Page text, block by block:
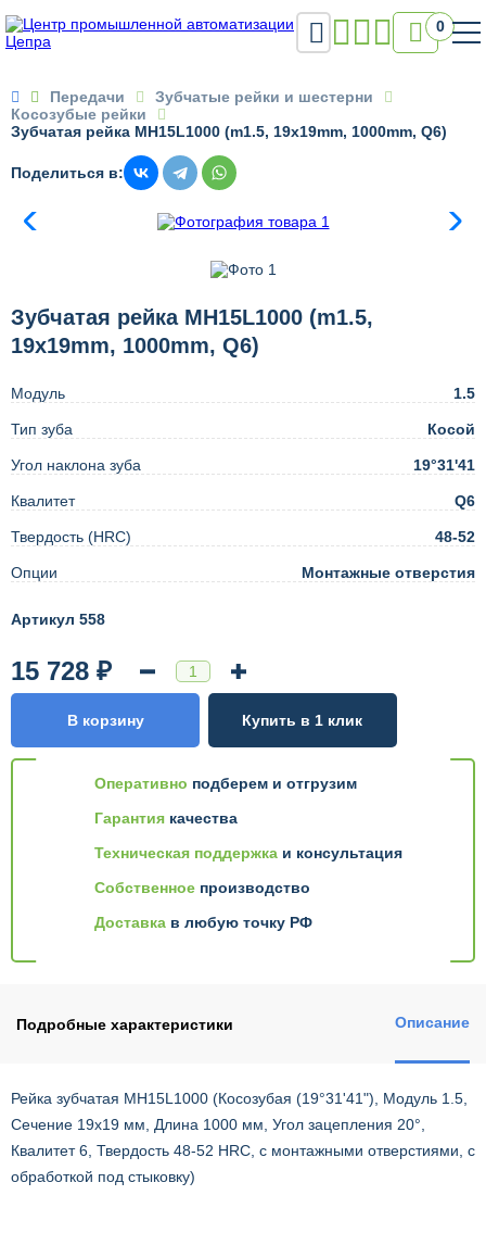
 0
 Передачи
Зубчатые рейки и шестерни
Косозубые рейки
Зубчатая рейка MH15L1000 (m1.5, 19x19mm, 1000mm, Q6)
Поделиться в:
Зубчатая рейка MH15L1000 (m1.5,
19x19mm, 1000mm, Q6)
Модуль 1.5
Тип зуба Косой
Угол наклона зуба 19°31'41
Квалитет Q6
Твердость (HRC) 48-52
Опции Монтажные отверстия
Артикул 558
Оперативно подберем и отгрузим
Гарантия качества
Техническая поддержка и консультация
Собственное производство
Доставка в любую точку РФ
15 728 ₽
В корзину Купить в 1 клик
Подробные характеристики Описание
Рейка зубчатая MH15L1000 (Косозубая (19°31'41"), Модуль 1.5,
Сечение 19х19 мм, Длина 1000 мм, Угол зацепления 20°,
Квалитет 6, Твердость 48-52 HRC, с монтажными отверстиями, с
обработкой под стыковку)